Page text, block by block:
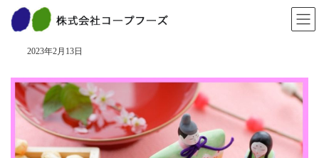
３月３日は「ひなまつり」
2023年2月13日